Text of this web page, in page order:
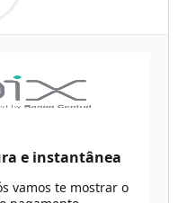
e instantânea
vamos te mostrar o